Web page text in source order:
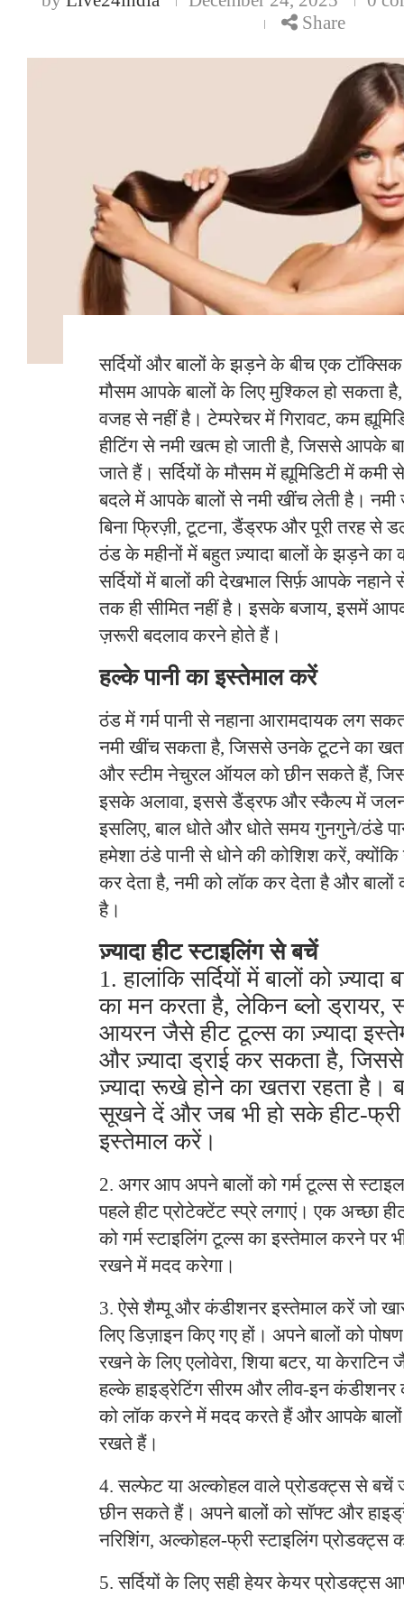
Share
सर्दियों और बालों के झड़ने के बीच एक टॉक्सिक
मौसम आपके बालों के लिए मुश्किल हो सकता
वजह से नहीं है। टेम्परेचर में गिरावट, कम
हीटिंग से नमी खत्म हो जाती है, जिससे आपके
जाते हैं। सर्दियों के मौसम में ह्यूमिडिटी में कमी
बदले में आपके बालों से नमी खींच लेती है। नमी
बिना फ्रिज़ी, टूटना, डैंड्रफ और पूरी तरह से
ठंड के महीनों में बहुत ज़्यादा बालों के झड़ने
सर्दियों में बालों की देखभाल सिर्फ़ आपके
तक ही सीमित नहीं है। इसके बजाय, इसमें
ज़रूरी बदलाव करने होते हैं।
हल्के पानी का इस्तेमाल करें
ठंड में गर्म पानी से नहाना आरामदायक लग
नमी खींच सकता है, जिससे उनके टूटने का खतरा
और स्टीम नेचुरल ऑयल को छीन सकते हैं,
इसके अलावा, इससे डैंड्रफ और स्कैल्प में जलन
इसलिए, बाल धोते और धोते समय गुनगुने/ठंडे
हमेशा ठंडे पानी से धोने की कोशिश करें,
कर देता है, नमी को लॉक कर देता है और बालों
है।
ज़्यादा हीट स्टाइलिंग से बचें
1. हालांकि सर्दियों में बालों को ज़्यादा
का मन करता है, लेकिन ब्लो ड्रायर,
आयरन जैसे हीट टूल्स का ज़्यादा
और ज़्यादा ड्राई कर सकता है,
ज़्यादा रूखे होने का खतरा रहता है।
सूखने दें और जब भी हो सके हीट-फ्री
इस्तेमाल करें।
2. अगर आप अपने बालों को गर्म टूल्स से
पहले हीट प्रोटेक्टेंट स्प्रे लगाएं। एक अच्छा
को गर्म स्टाइलिंग टूल्स का इस्तेमाल करने पर
रखने में मदद करेगा।
3. ऐसे शैम्पू और कंडीशनर इस्तेमाल करें जो
लिए डिज़ाइन किए गए हों। अपने बालों को
रखने के लिए एलोवेरा, शिया बटर, या
हल्के हाइड्रेटिंग सीरम और लीव-इन कंडीशनर
को लॉक करने में मदद करते हैं और आपके
रखते हैं।
4. सल्फेट या अल्कोहल वाले प्रोडक्ट्स से बचें
छीन सकते हैं। अपने बालों को सॉफ्ट और
नरिशिंग, अल्कोहल-फ्री स्टाइलिंग प्रोडक्ट्स
5. सर्दियों के लिए सही हेयर केयर प्रोडक्ट्स